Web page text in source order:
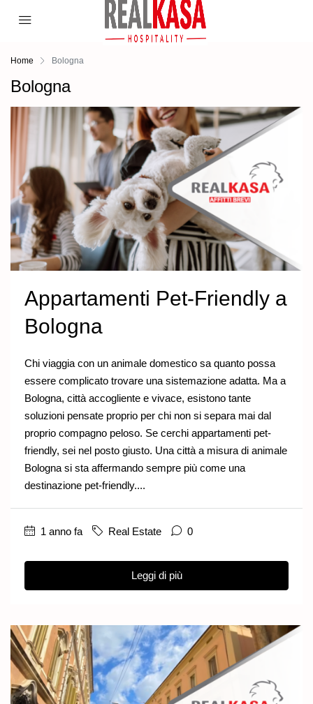
Home Bologna
Bologna
Appartamenti Pet-Friendly a
Bologna
Chi viaggia con un animale domestico sa quanto possa
essere complicato trovare una sistemazione adatta. Ma a
Bologna, città accogliente e vivace, esistono tante
soluzioni pensate proprio per chi non si separa mai dal
proprio compagno peloso. Se cerchi appartamenti pet-
friendly, sei nel posto giusto. Una città a misura di animale
Bologna si sta affermando sempre più come una
destinazione pet-friendly....
1 anno fa Real Estate 0
Leggi di più